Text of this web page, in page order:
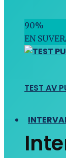
90%
EN
TEST AV